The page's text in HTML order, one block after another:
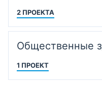
2 ПРОЕКТА
Общественные
1 ПРОЕКТ